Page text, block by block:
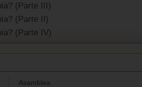
(Parte III)
(Parte II)
(Parte IV)
Asamblea